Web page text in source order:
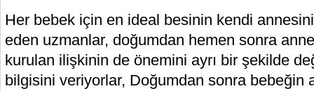
Her bebek için en ideal besinin kendi
eden uzmanlar, doğumdan hemen sonra
kurulan ilişkinin de önemini ayrı bir şekilde
bilgisini veriyorlar, Doğumdan sonra bebeğin